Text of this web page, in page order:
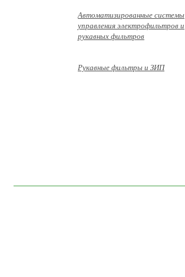
Автоматизированные системы
управления электрофильтров и
рукавных фильтров
Рукавные фильтры и ЗИП